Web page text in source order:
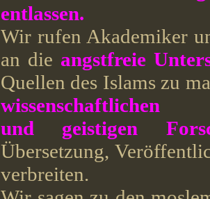
entlassen.
Wir rufen Akademiker
an die angstfreie
Quellen des Islams zu
wissenschaftlichen
und geistigen
Übersetzung,
verbreiten.